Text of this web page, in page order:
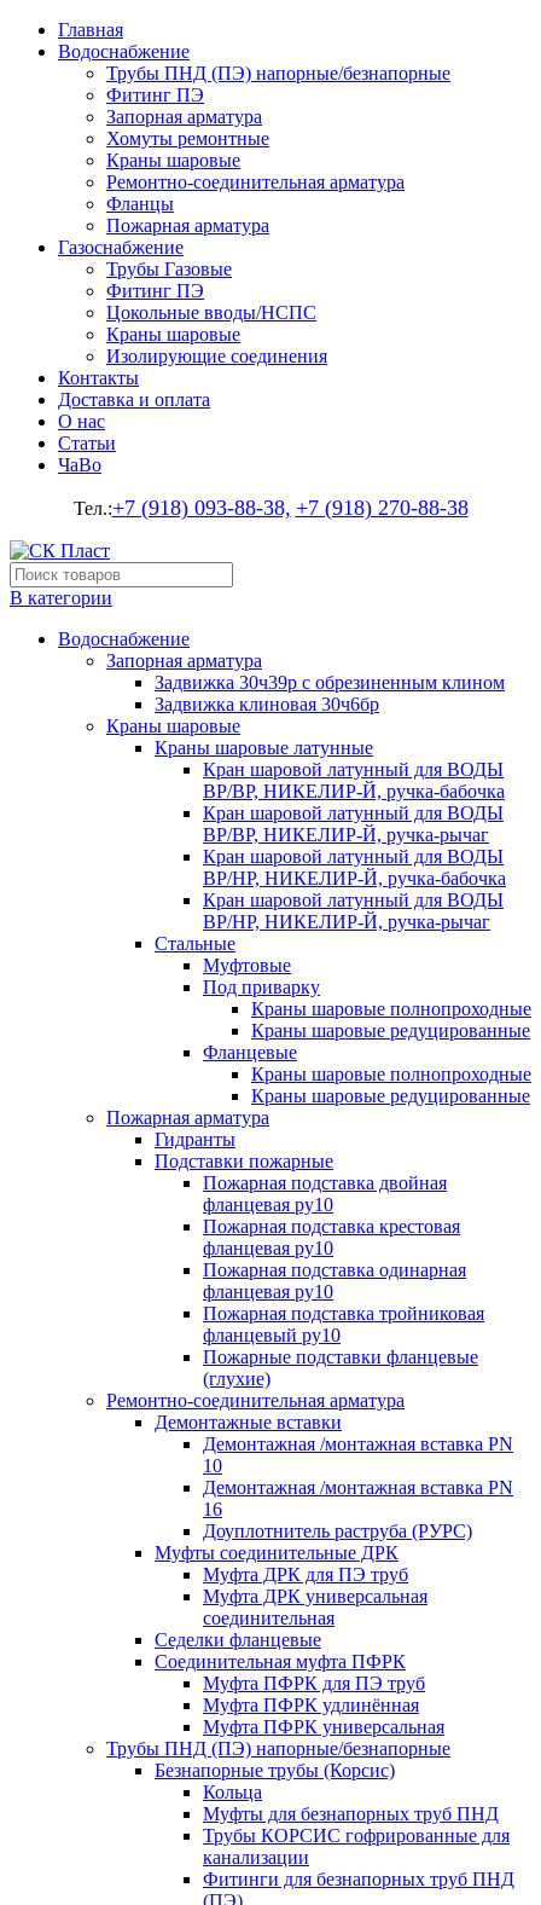
Главная
Водоснабжение
Трубы ПНД (ПЭ) напорные/безнапорные
Фитинг ПЭ
Запорная арматура
Хомуты ремонтные
Краны шаровые
Ремонтно-соединительная арматура
Фланцы
Пожарная арматура
Газоснабжение
Трубы Газовые
Фитинг ПЭ
Цокольные вводы/НСПС
Краны шаровые
Изолирующие соединения
Контакты
Доставка и оплата
О нас
Статьи
ЧаВо
Тел.:+7 (918) 093-88-38, +7 (918) 270-88-38
В категории
Водоснабжение
Запорная арматура
Задвижка 30ч39р с обрезиненным клином
Задвижка клиновая 30ч6бр
Краны шаровые
Краны шаровые латунные
Кран шаровой латунный для ВОДЫ
ВР/ВР, НИКЕЛИР-Й, ручка-бабочка
Кран шаровой латунный для ВОДЫ
ВР/ВР, НИКЕЛИР-Й, ручка-рычаг
Кран шаровой латунный для ВОДЫ
ВР/НР, НИКЕЛИР-Й, ручка-бабочка
Кран шаровой латунный для ВОДЫ
ВР/НР, НИКЕЛИР-Й, ручка-рычаг
Стальные
Муфтовые
Под приварку
Краны шаровые полнопроходные
Краны шаровые редуцированные
Фланцевые
Краны шаровые полнопроходные
Краны шаровые редуцированные
Пожарная арматура
Гидранты
Подставки пожарные
Пожарная подставка двойная
фланцевая ру10
Пожарная подставка крестовая
фланцевая ру10
Пожарная подставка одинарная
фланцевая ру10
Пожарная подставка тройниковая
фланцевый ру10
Пожарные подставки фланцевые
(глухие)
Ремонтно-соединительная арматура
Демонтажные вставки
Демонтажная /монтажная вставка PN
10
Демонтажная /монтажная вставка PN
16
Доуплотнитель раструба (РУРС)
Муфты соединительные ДРК
Муфта ДРК для ПЭ труб
Муфта ДРК универсальная
соединительная
Седелки фланцевые
Соединительная муфта ПФРК
Муфта ПФРК для ПЭ труб
Муфта ПФРК удлинённая
Муфта ПФРК универсальная
Трубы ПНД (ПЭ) напорные/безнапорные
Безнапорные трубы (Корсис)
Кольца
Муфты для безнапорных труб ПНД
Трубы КОРСИС гофрированные для
канализации
Фитинги для безнапорных труб ПНД
(ПЭ)